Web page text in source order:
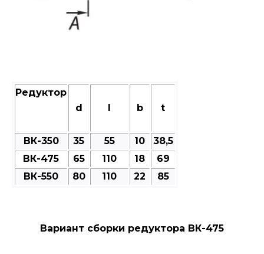
Редуктор
d
l b t
ВК-350 35 55 10
38,5
ВК-475
65 110 18
69
ВК-550
80 110 22 85
Вариант сборки редуктора ВК-475